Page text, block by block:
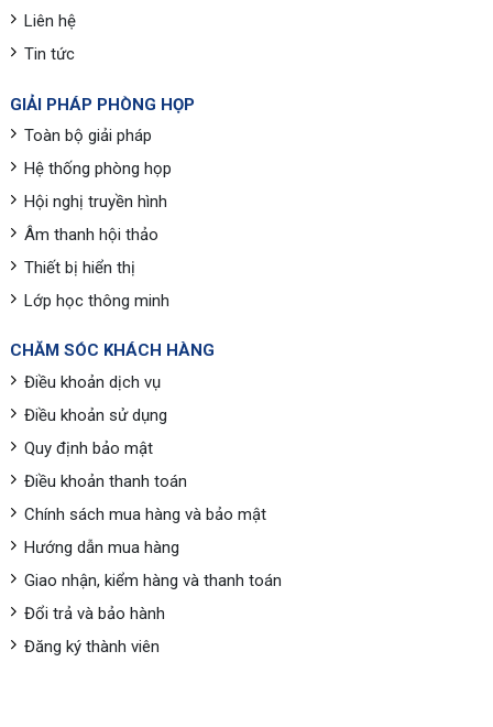
Liên hệ
Tin tức
GIẢI PHÁP PHÒNG HỌP
Toàn bộ giải pháp
Hệ thống phòng họp
Hội nghị truyền hình
Âm thanh hội thảo
Thiết bị hiển thị
Lớp học thông minh
CHĂM SÓC KHÁCH HÀNG
Điều khoản dịch vụ
Điều khoản sử dụng
Quy định bảo mật
Điều khoản thanh toán
Chính sách mua hàng và bảo mật
Hướng dẫn mua hàng
Giao nhận, kiểm hàng và thanh toán
Đổi trả và bảo hành
Đăng ký thành viên